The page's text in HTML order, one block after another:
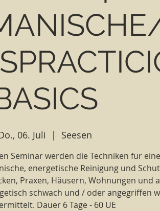
06. Juli
  |
Seesen
Seminar werden die Techniken für
energetische Reinigung und
Praxen, Häusern, Wohnungen und
schwach und / oder angegriffen
Dauer 6 Tage - 60 UE